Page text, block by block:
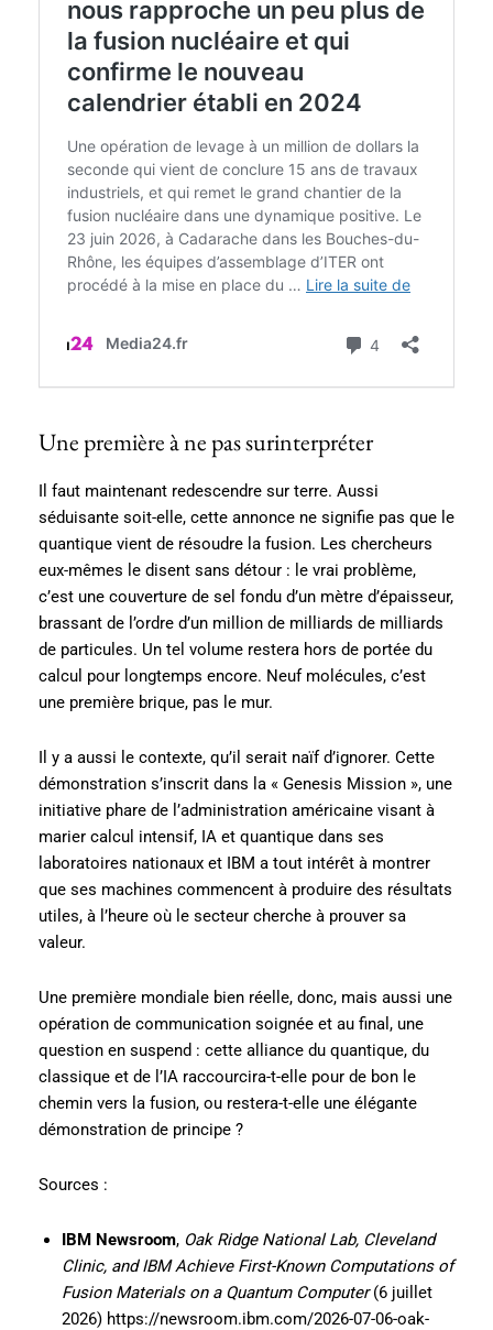
Une première à ne pas surinterpréter
Il faut maintenant redescendre sur terre. Aussi
séduisante soit-elle, cette annonce ne signifie pas que le
quantique vient de résoudre la fusion. Les chercheurs
eux-mêmes le disent sans détour : le vrai problème,
c’est une couverture de sel fondu d’un mètre d’épaisseur,
brassant de l’ordre d’un million de milliards de milliards
de particules. Un tel volume restera hors de portée du
calcul pour longtemps encore. Neuf molécules, c’est
une première brique, pas le mur.
Il y a aussi le contexte, qu’il serait naïf d’ignorer. Cette
démonstration s’inscrit dans la « Genesis Mission », une
initiative phare de l’administration américaine visant à
marier calcul intensif, IA et quantique dans ses
laboratoires nationaux et IBM a tout intérêt à montrer
que ses machines commencent à produire des résultats
utiles, à l’heure où le secteur cherche à prouver sa
valeur.
Une première mondiale bien réelle, donc, mais aussi une
opération de communication soignée et au final, une
question en suspend : cette alliance du quantique, du
classique et de l’IA raccourcira-t-elle pour de bon le
chemin vers la fusion, ou restera-t-elle une élégante
démonstration de principe ?
Sources :
IBM Newsroom, Oak Ridge National Lab, Cleveland
Clinic, and IBM Achieve First-Known Computations of
Fusion Materials on a Quantum Computer(6 juillet
2026) https://newsroom.ibm.com/2026-07-06-oak-